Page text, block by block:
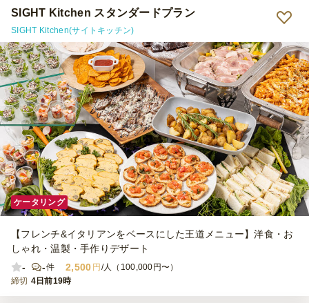
ったので、満足度がかなり高かったです。 担当してくださったケー
タリング業者さんも会場設営～懇親会終了まで細かく気を配っていた
だいてとても助かりましたし、凄く丁寧なサービスだなと感じまし
た。
SIGHT Kitchen スタンダードプラン
SIGHT Kitchen(サイトキッチン)
ケータリング
【フレンチ&イタリアンをベースにした王道メニュー】洋食・お
しゃれ・温製・手作りデザート
-
-件 2,500 円/人（100,000円〜）
締切 4日前19時